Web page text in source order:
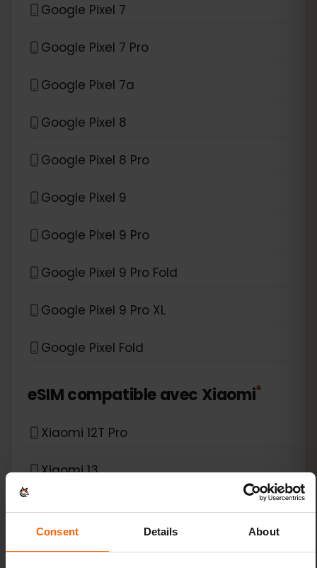
Consent Details About
Google Pixel 7
Google Pixel 7 Pro
Google Pixel 7a
Google Pixel 8
Google Pixel 8 Pro
Google Pixel 9
Google Pixel 9 Pro
Google Pixel 9 Pro Fold
Google Pixel 9 Pro XL
Google Pixel Fold
eSIM compatible avec Xiaomi*
Xiaomi 12T Pro
Xiaomi 13